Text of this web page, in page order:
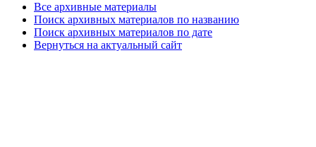
Все архивные материалы
Поиск архивных материалов по названию
Поиск архивных материалов по дате
Вернуться на актуальный сайт